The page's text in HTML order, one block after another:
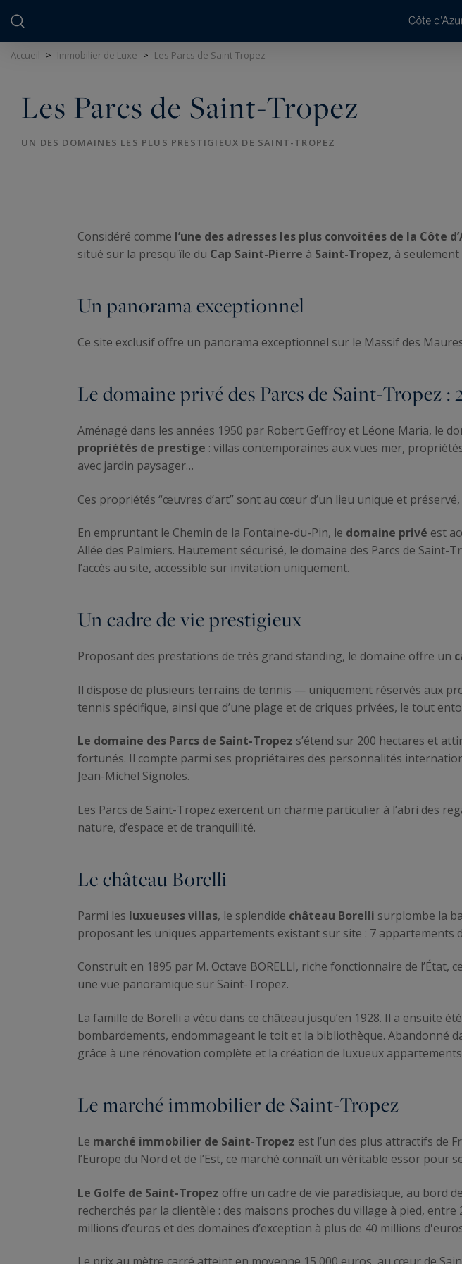
Accueil > Immobilier de Luxe > Les Parcs de Saint-Tropez
Les Parcs de Saint-Tropez
UN DES DOMAINES LES PLUS PRESTIGIEUX DE SAINT-TROPEZ
Considéré comme l’une des adresses les plus convoitées de la Côte
situé sur la presqu'île du Cap Saint-Pierre à Saint-Tropez, à
Un panorama exceptionnel
Ce site exclusif offre un panorama exceptionnel sur le Massif des
Le domaine privé des Parcs de Saint-Tropez
Aménagé dans les années 1950 par Robert Geffroy et Léone Maria, le
propriétés de prestige : villas contemporaines aux vues mer,
avec jardin paysager…
Ces propriétés “œuvres d’art” sont au cœur d’un lieu unique et
En empruntant le Chemin de la Fontaine-du-Pin, le domaine privé est
Allée des Palmiers. Hautement sécurisé, le domaine des Parcs de
l’accès au site, accessible sur invitation uniquement.
Un cadre de vie prestigieux
Proposant des prestations de très grand standing, le domaine offre un
Il dispose de plusieurs terrains de tennis — uniquement réservés aux
tennis spécifique, ainsi que d’une plage et de criques privées, le tout
Le domaine des Parcs de Saint-Tropez s’étend sur 200 hectares et
fortunés. Il compte parmi ses propriétaires des personnalités
Jean-Michel Signoles.
Les Parcs de Saint-Tropez exercent un charme particulier à l’abri des
nature, d’espace et de tranquillité.
Le château Borelli
Parmi les luxueuses villas, le splendide château Borelli surplombe la
proposant les uniques appartements existant sur site : 7 appartements
Construit en 1895 par M. Octave BORELLI, riche fonctionnaire de
une vue panoramique sur Saint-Tropez.
La famille de Borelli a vécu dans ce château jusqu’en 1928. Il a ensuite
bombardements, endommageant le toit et la bibliothèque. Abandonné
grâce à une rénovation complète et la création de luxueux
Le marché immobilier de Saint-Tropez
Le marché immobilier de Saint-Tropez est l’un des plus attractifs de
l’Europe du Nord et de l’Est, ce marché connaît un véritable essor pour
Le Golfe de Saint-Tropez offre un cadre de vie paradisiaque, au bord
recherchés par la clientèle : des maisons proches du village à pied,
millions d’euros et des domaines d’exception à plus de 40 millions